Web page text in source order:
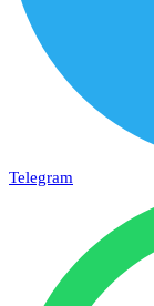
Telegram